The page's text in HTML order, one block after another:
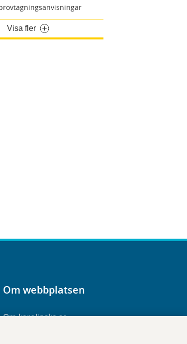
Visa fler
Om webbplatsen
Om karolinska.se